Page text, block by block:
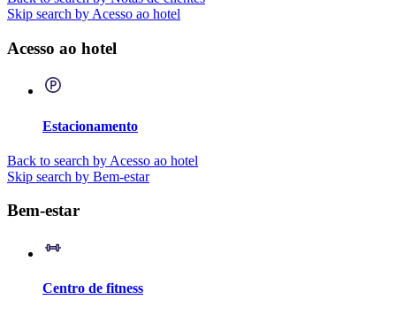
Skip search by Acesso ao hotel
Acesso ao hotel
Estacionamento
Back to search by Acesso ao hotel
Skip search by Bem-estar
Bem-estar
Centro de fitness